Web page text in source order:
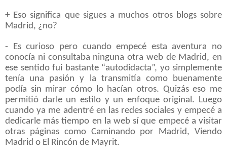
+ Eso significa que sigues a muchos otros blogs sobre
Madrid, ¿no?
- Es curioso pero cuando empecé esta aventura no
conocía ni consultaba ninguna otra web de Madrid, en
ese sentido fui bastante “autodidacta”, yo simplemente
tenía una pasión y la transmitía como buenamente
podía sin mirar cómo lo hacían otros. Quizás eso me
permitió darle un estilo y un enfoque original. Luego
cuando ya me adentré en las redes sociales y empecé a
dedicarle más tiempo en la web sí que empecé a visitar
otras páginas como Caminando por Madrid, Viendo
Madrid o El Rincón de Mayrit.